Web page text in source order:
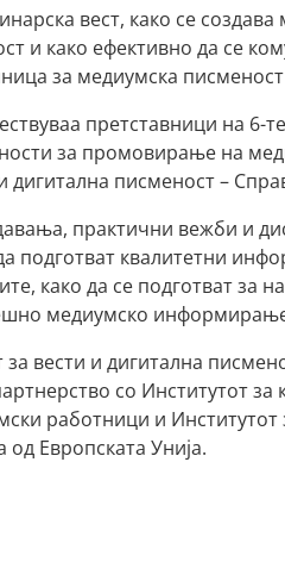
вест, како се
и како ефективно да се
за медиумска
претставници на 6-
за промовирање на
дигитална писменост –
практични вежби и
подготват квалитетни
како да се подготват за
медиумско
вести и дигитална
со Институтот за
работници и
Европската Унија.